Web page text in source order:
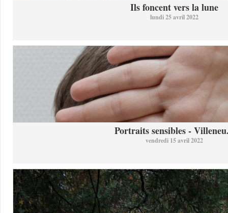
Ils foncent vers la lune
lundi 25 avril 2022
Portraits sensibles -
vendredi 15 avril 2022